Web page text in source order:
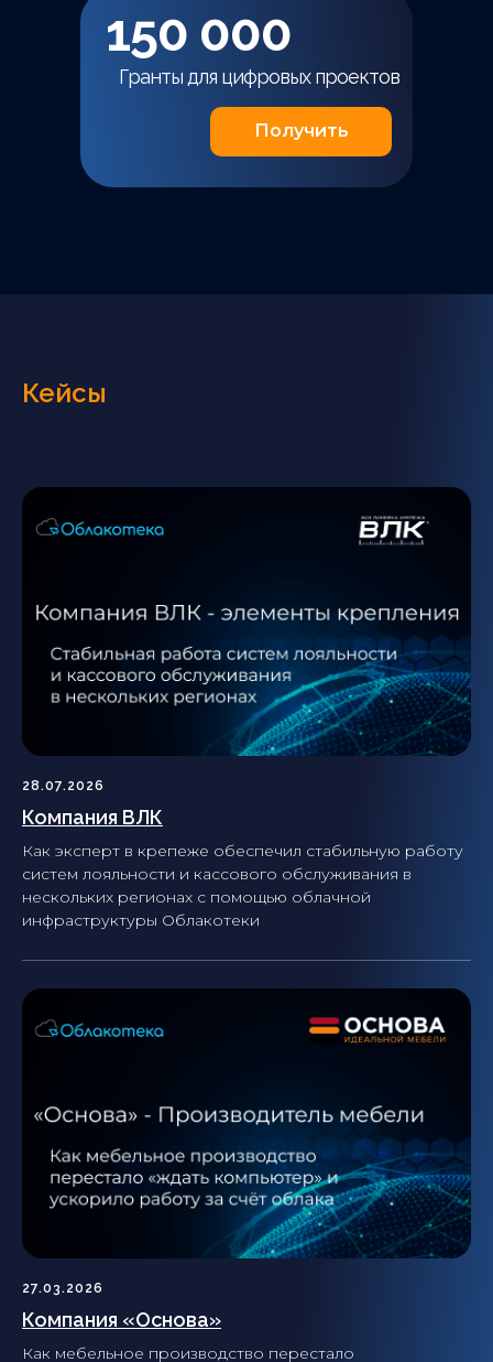
Гранты для цифровых проектов
150 000
Получить
Кейсы
28.07.2026
Компания ВЛК
Как эксперт в крепеже обеспечил стабильную работу
систем лояльности и кассового обслуживания в
нескольких регионах с помощью облачной
инфраструктуры Облакотеки
27.03.2026
Компания «Основа»
Как мебельное производство перестало